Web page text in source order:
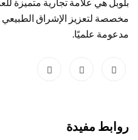
مخصصة لتعزيز الإشراق الطبيعي
مدعومة علميًا.
روابط مفيدة